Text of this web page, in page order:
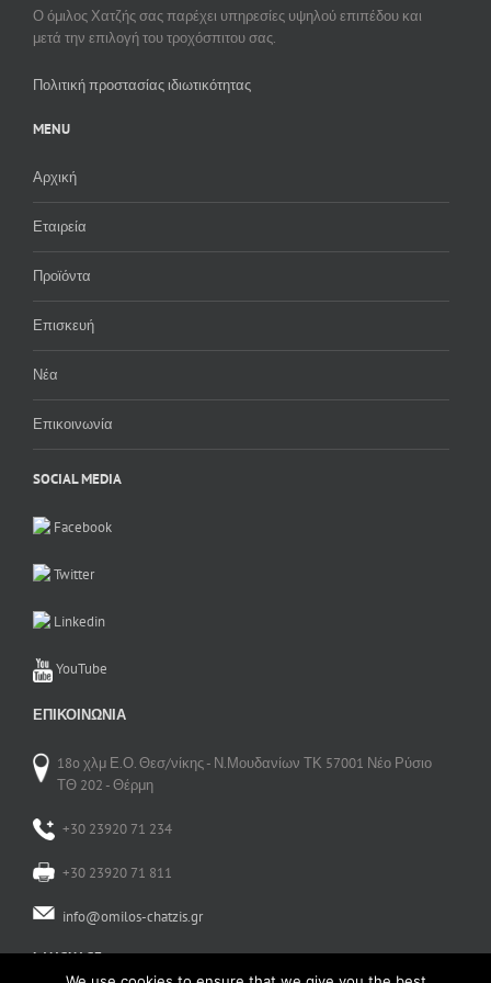
Ο όμιλος Χατζής σας παρέχει υπηρεσίες υψηλού επιπέδου και
μετά την επιλογή του τροχόσπιτου σας.
Πολιτική προστασίας ιδιωτικότητας
MENU
Αρχική
Εταιρεία
Προϊόντα
Επισκευή
Νέα
Επικοινωνία
SOCIAL MEDIA
Facebook
Twitter
Linkedin
YouTube
ΕΠΙΚΟΙΝΩΝΊΑ
18o χλμ Ε.Ο. Θεσ/νίκης - Ν.Μουδανίων ΤΚ 57001 Νέο Ρύσιο
ΤΘ 202 - Θέρμη
+30 23920 71 234
+30 23920 71 811
info@omilos-chatzis.gr
LANGUAGE